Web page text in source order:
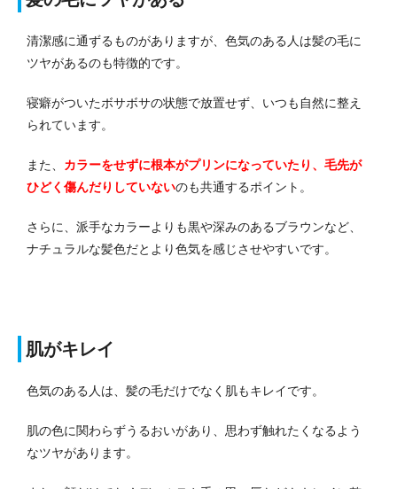
清潔感に通ずるものがありますが、色気のある人は髪の毛に
ツヤがあるのも特徴的です。
寝癖がついたボサボサの状態で放置せず、いつも自然に整え
られています。
また、 カラーをせずに根本がプリンになっていたり、毛先が
ひどく傷んだりしていないのも共通するポイント。
さらに、派手なカラーよりも黒や深みのあるブラウンなど、
ナチュラルな髪色だとより色気を感じさせやすいです。
肌がキレイ
色気のある人は、髪の毛だけでなく肌もキレイです。
肌の色に関わらずうるおいがあり、思わず触れたくなるよう
なツヤがあります。